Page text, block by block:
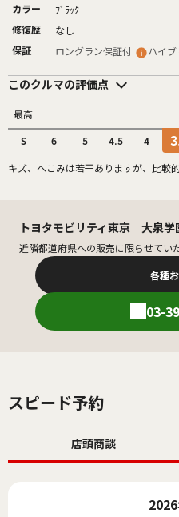
カラー
ﾌﾞﾗｯｸ
修復歴
なし
保証
ロングラン保証付 ハイ
このクルマの評価点
最高
S 6 5 4.5 4
キズ、へこみは若干ありますが、比較
トヨタモビリティ東京 大泉学
近隣都道府県への販売に限らせてい
各種
03-
スピード予約
店頭商談